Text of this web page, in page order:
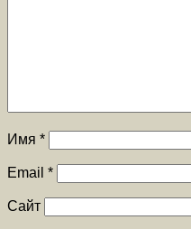
Имя *
Email *
Сайт